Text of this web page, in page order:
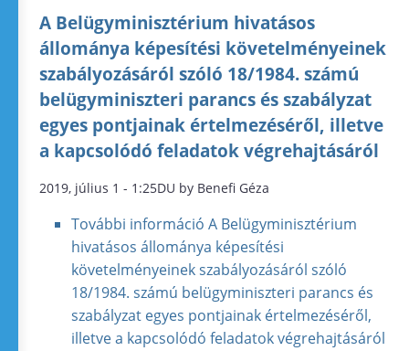
A Belügyminisztérium hivatásos
állománya képesítési követelményeinek
szabályozásáról szóló 18/1984. számú
belügyminiszteri parancs és szabályzat
egyes pontjainak értelmezéséről, illetve
a kapcsolódó feladatok végrehajtásáról
2019, július 1 - 1:25DU by Benefi Géza
További információ A Belügyminisztérium
hivatásos állománya képesítési
követelményeinek szabályozásáról szóló
18/1984. számú belügyminiszteri parancs és
szabályzat egyes pontjainak értelmezéséről,
illetve a kapcsolódó feladatok végrehajtásáról